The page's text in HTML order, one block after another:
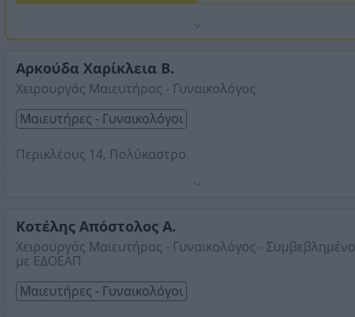
Αρκούδα Χαρίκλεια Β.
Χειρουργός Μαιευτήρας - Γυναικολόγος
Μαιευτήρες - Γυναικολόγοι
Περικλέους 14, Πολύκαστρο
τραχήλου, κολποσκόπηση, διερεύνηση
οικογενειακός προγραμματισμός, αντισύλληψη,
υστεροσκόπηση, ολιστική θεραπευτική προσέγγιση των
προβλημάτων της εμμηνόπαυσης.
Τηλέφωνο: 2343770377
Στοιχεία αναζήτησης:
Κοτέλης Απόστολος Α.
Χειρουργός Μαιευτήρας - Γυναικολόγος -
με ΕΔΟΕΑΠ
Μαιευτήρες - Γυναικολόγοι